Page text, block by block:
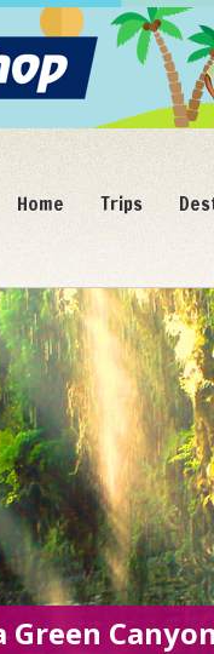
Home Trips